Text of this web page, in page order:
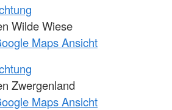
Wilde Wiese
Maps Ansicht
Zwergenland
Maps Ansicht